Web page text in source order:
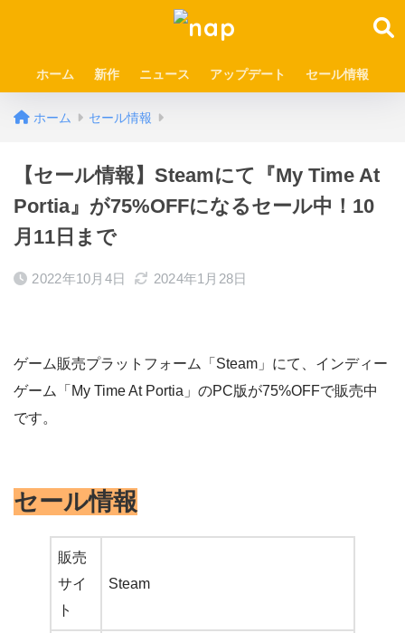
ホーム 新作 ニュース アップデート セール情報
ホーム セール情報
【セール情報】Steamにて『My Time At
Portia』が75%OFFになるセール中！10
月11日まで
2022年10月4日 2024年1月28日
ゲーム販売プラットフォーム「Steam」にて、インディー
ゲーム「My Time At Portia」のPC版が75%OFFで販売中
です。
セール情報
販売
サイ
ト
Steam